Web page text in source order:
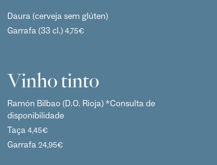
Daura (cerveja sem glúten)
Garrafa (33 cl.) 4,75€
Vinho tinto
Ramón Bilbao (D.O. Rioja) *Consulta de
disponibilidade
Taça 4,45€
Garrafa 24,95€